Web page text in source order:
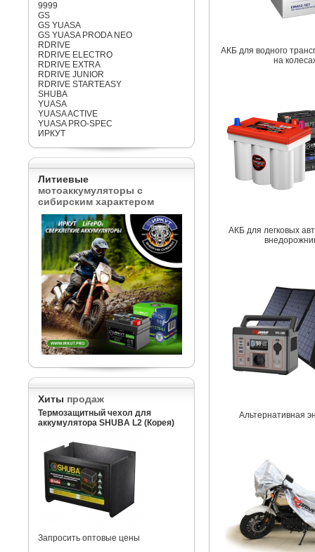
9999
GS
GS YUASA
GS YUASA PRODA NEO
RDRIVE
RDRIVE ELECTRO
RDRIVE EXTRA
RDRIVE JUNIOR
RDRIVE STARTEASY
SHUBA
YUASA
YUASA ACTIVE
YUASA PRO-SPEC
ИРКУТ
Литиевые
мотоаккумуляторы с
сибирским характером
Хиты продаж
Термозащитный чехол для
аккумулятора SHUBA L2 (Корея)
Запросить оптовые цены
АКБ для водного
на
АКБ для легковых
Альтернативная